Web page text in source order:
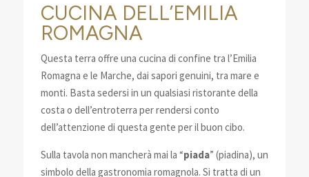
CUCINA DELL’EMILIA
ROMAGNA
Questa terra offre una cucina di confine tra l’Emilia
Romagna e le Marche, dai sapori genuini, tra mare e
monti. Basta sedersi in un qualsiasi ristorante della
costa o dell’entroterra per rendersi conto
dell’attenzione di questa gente per il buon cibo.
Sulla tavola non mancherà mai la “piada” (piadina), un
simbolo della gastronomia romagnola. Si tratta di un